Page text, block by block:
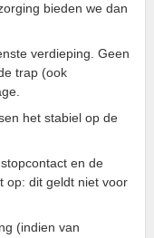
bieden we dan
verdieping. Geen
trap (ook
het stabiel op de
en de
op: dit geldt niet voor
(indien van